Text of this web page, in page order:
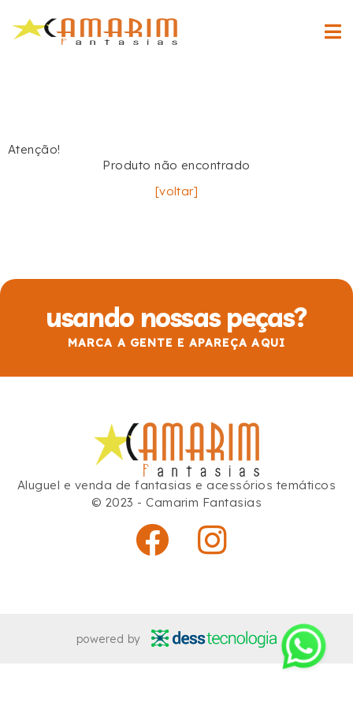
Atenção!
Produto não encontrado
[voltar]
usando nossas peças?
MARCA A GENTE E APAREÇA AQUI
Aluguel e venda de fantasias e acessórios temáticos
© 2023 - Camarim Fantasias
powered by